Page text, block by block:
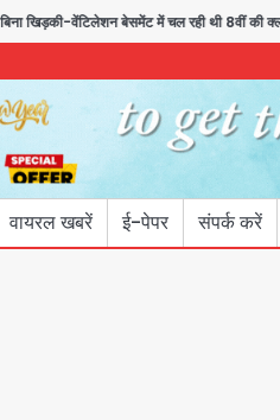
बेसमेंट में चल रही थी 8वीं की क्लास,
वायरल खबरें ई-पेपर संपर्क करें